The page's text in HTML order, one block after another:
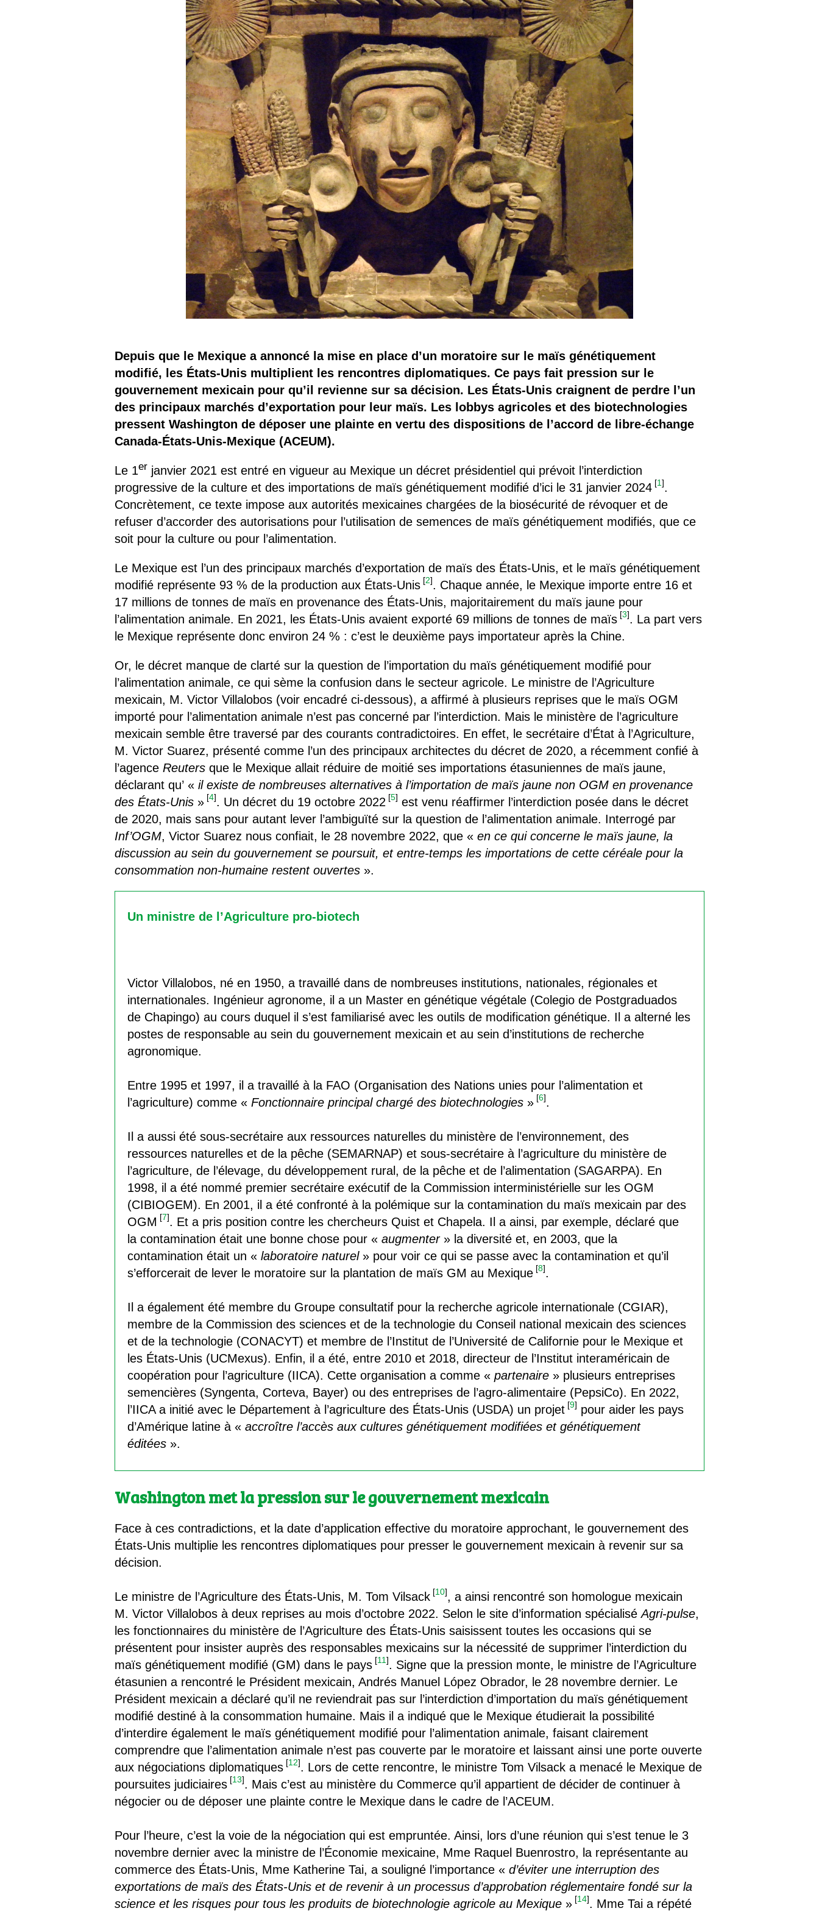
Il y a semence…. et semence
Quels sont les avantages et les inconvénients des OGM ?
Depuis que le Mexique a annoncé la mise en place d’un moratoire sur le maïs génétiquement
modifié, les États-Unis multiplient les rencontres diplomatiques. Ce pays fait pression sur le
gouvernement mexicain pour qu’il revienne sur sa décision. Les États-Unis craignent de perdre l’un
des principaux marchés d’exportation pour leur maïs. Les lobbys agricoles et des biotechnologies
pressent Washington de déposer une plainte en vertu des dispositions de l’accord de libre-échange
Canada-États-Unis-Mexique (ACEUM).
Le 1er janvier 2021 est entré en vigueur au Mexique un décret présidentiel qui prévoit l’interdiction
progressive de la culture et des importations de maïs génétiquement modifié d’ici le 31 janvier 2024 [1].
Concrètement, ce texte impose aux autorités mexicaines chargées de la biosécurité de révoquer et de
refuser d’accorder des autorisations pour l’utilisation de semences de maïs génétiquement modifiés, que ce
soit pour la culture ou pour l’alimentation.
Le Mexique est l’un des principaux marchés d’exportation de maïs des États-Unis, et le maïs génétiquement
modifié représente 93 % de la production aux États-Unis [2]. Chaque année, le Mexique importe entre 16 et
17 millions de tonnes de maïs en provenance des États-Unis, majoritairement du maïs jaune pour
l’alimentation animale. En 2021, les États-Unis avaient exporté 69 millions de tonnes de maïs [3]. La part vers
le Mexique représente donc environ 24 % : c’est le deuxième pays importateur après la Chine.
Or, le décret manque de clarté sur la question de l’importation du maïs génétiquement modifié pour
l’alimentation animale, ce qui sème la confusion dans le secteur agricole. Le ministre de l’Agriculture
mexicain, M. Victor Villalobos (voir encadré ci-dessous), a affirmé à plusieurs reprises que le maïs OGM
importé pour l’alimentation animale n’est pas concerné par l’interdiction. Mais le ministère de l’agriculture
mexicain semble être traversé par des courants contradictoires. En effet, le secrétaire d’État à l’Agriculture,
M. Victor Suarez, présenté comme l’un des principaux architectes du décret de 2020, a récemment confié à
l’agenceReuters que le Mexique allait réduire de moitié ses importations étasuniennes de maïs jaune,
déclarant qu’ «il existe de nombreuses alternatives à l’importation de maïs jaune non OGM en provenance
des États-Unis » [4]. Un décret du 19 octobre 2022 [5] est venu réaffirmer l’interdiction posée dans le décret
de 2020, mais sans pour autant lever l’ambiguïté sur la question de l’alimentation animale. Interrogé par
Inf’OGM, Victor Suarez nous confiait, le 28 novembre 2022, que «en ce qui concerne le maïs jaune, la
discussion au sein du gouvernement se poursuit, et entre-temps les importations de cette céréale pour la
consommation non-humaine restent ouvertes ».
Un ministre de l’Agriculture pro-biotech
Victor Villalobos, né en 1950, a travaillé dans de nombreuses institutions, nationales, régionales et
internationales. Ingénieur agronome, il a un Master en génétique végétale (Colegio de Postgraduados
de Chapingo) au cours duquel il s’est familiarisé avec les outils de modification génétique. Il a alterné les
postes de responsable au sein du gouvernement mexicain et au sein d’institutions de recherche
agronomique.
Entre 1995 et 1997, il a travaillé à la FAO (Organisation des Nations unies pour l’alimentation et
l’agriculture) comme «Fonctionnaire principal chargé des biotechnologies » [6].
Il a aussi été sous-secrétaire aux ressources naturelles du ministère de l’environnement, des
ressources naturelles et de la pêche (SEMARNAP) et sous-secrétaire à l’agriculture du ministère de
l’agriculture, de l’élevage, du développement rural, de la pêche et de l’alimentation (SAGARPA). En
1998, il a été nommé premier secrétaire exécutif de la Commission interministérielle sur les OGM
(CIBIOGEM). En 2001, il a été confronté à la polémique sur la contamination du maïs mexicain par des
OGM [7]. Et a pris position contre les chercheurs Quist et Chapela. Il a ainsi, par exemple, déclaré que
la contamination était une bonne chose pour «augmenter» la diversité et, en 2003, que la
contamination était un «laboratoire naturel» pour voir ce qui se passe avec la contamination et qu’il
s’efforcerait de lever le moratoire sur la plantation de maïs GM au Mexique [8].
Il a également été membre du Groupe consultatif pour la recherche agricole internationale (CGIAR),
membre de la Commission des sciences et de la technologie du Conseil national mexicain des sciences
et de la technologie (CONACYT) et membre de l’Institut de l’Université de Californie pour le Mexique et
les États-Unis (UCMexus). Enfin, il a été, entre 2010 et 2018, directeur de l’Institut interaméricain de
coopération pour l’agriculture (IICA). Cette organisation a comme «partenaire » plusieurs entreprises
semencières (Syngenta, Corteva, Bayer) ou des entreprises de l’agro-alimentaire (PepsiCo). En 2022,
l’IICA a initié avec le Département à l’agriculture des États-Unis (USDA) un projet [9] pour aider les pays
d’Amérique latine à «accroître l’accès aux cultures génétiquement modifiées et génétiquement
éditées ».
Washington met la pression sur le gouvernement mexicain
Face à ces contradictions, et la date d’application effective du moratoire approchant, le gouvernement des
États-Unis multiplie les rencontres diplomatiques pour presser le gouvernement mexicain à revenir sur sa
décision.
Le ministre de l’Agriculture des États-Unis, M. Tom Vilsack [10], a ainsi rencontré son homologue mexicain
M. Victor Villalobos à deux reprises au mois d’octobre 2022. Selon le site d’information spécialiséAgri-pulse,
les fonctionnaires du ministère de l’Agriculture des États-Unis saisissent toutes les occasions qui se
présentent pour insister auprès des responsables mexicains sur la nécessité de supprimer l’interdiction du
maïs génétiquement modifié (GM) dans le pays [11]. Signe que la pression monte, le ministre de l’Agriculture
étasunien a rencontré le Président mexicain, Andrés Manuel López Obrador, le 28 novembre dernier. Le
Président mexicain a déclaré qu’il ne reviendrait pas sur l’interdiction d’importation du maïs génétiquement
modifié destiné à la consommation humaine. Mais il a indiqué que le Mexique étudierait la possibilité
d’interdire également le maïs génétiquement modifié pour l’alimentation animale, faisant clairement
comprendre que l’alimentation animale n’est pas couverte par le moratoire et laissant ainsi une porte ouverte
aux négociations diplomatiques [12]. Lors de cette rencontre, le ministre Tom Vilsack a menacé le Mexique de
poursuites judiciaires [13]. Mais c’est au ministère du Commerce qu’il appartient de décider de continuer à
négocier ou de déposer une plainte contre le Mexique dans le cadre de l’ACEUM.
Pour l’heure, c’est la voie de la négociation qui est empruntée. Ainsi, lors d’une réunion qui s’est tenue le 3
novembre dernier avec la ministre de l’Économie mexicaine, Mme Raquel Buenrostro, la représentante au
commerce des États-Unis, Mme Katherine Tai, a souligné l’importance «d’éviter une interruption des
exportations de maïs des États-Unis et de revenir à un processus d’approbation réglementaire fondé sur la
science et les risques pour tous les produits de biotechnologie agricole au Mexique » [14]. Mme Tai a répété